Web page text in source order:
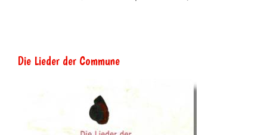
Die Lieder der Commune